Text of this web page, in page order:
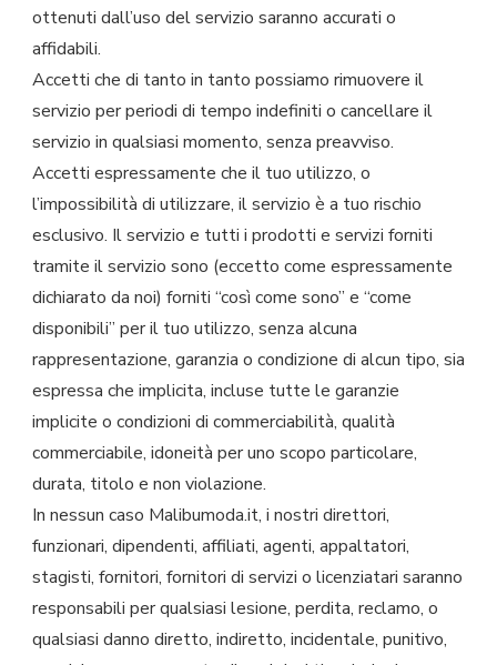
ottenuti dall’uso del servizio saranno accurati o
affidabili.
Accetti che di tanto in tanto possiamo rimuovere il
servizio per periodi di tempo indefiniti o cancellare il
servizio in qualsiasi momento, senza preavviso.
Accetti espressamente che il tuo utilizzo, o
l’impossibilità di utilizzare, il servizio è a tuo rischio
esclusivo. Il servizio e tutti i prodotti e servizi forniti
tramite il servizio sono (eccetto come espressamente
dichiarato da noi) forniti “così come sono” e “come
disponibili” per il tuo utilizzo, senza alcuna
rappresentazione, garanzia o condizione di alcun tipo, sia
espressa che implicita, incluse tutte le garanzie
implicite o condizioni di commerciabilità, qualità
commerciabile, idoneità per uno scopo particolare,
durata, titolo e non violazione.
In nessun caso Malibumoda.it, i nostri direttori,
funzionari, dipendenti, affiliati, agenti, appaltatori,
stagisti, fornitori, fornitori di servizi o licenziatari saranno
responsabili per qualsiasi lesione, perdita, reclamo, o
qualsiasi danno diretto, indiretto, incidentale, punitivo,